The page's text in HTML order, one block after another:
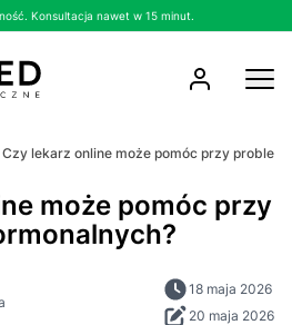
Konsultacja nawet w 15 minut.
Czy lekarz online może pomóc przy
może pomóc przy
18 maja 2026
20 maja 2026